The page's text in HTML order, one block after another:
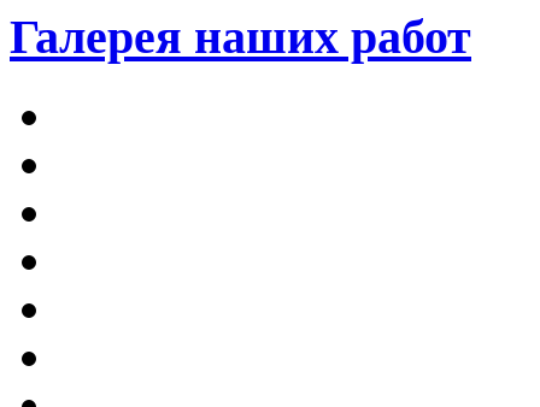
Галерея наших работ